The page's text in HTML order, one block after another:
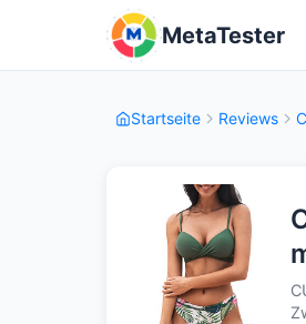
MetaTester
Startseite Reviews